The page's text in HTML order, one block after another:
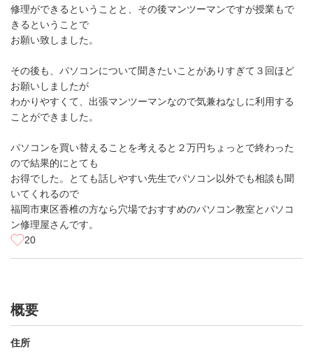
修理ができるということと、その後マンツーマンですが授業もで
きるということで
お願い致しました。
その後も、パソコンについて聞きたいことがありすぎて３回ほど
お願いしましたが
わかりやすくて、出張マンツーマンなので気兼ねなしに利用する
ことができました。
パソコンを買い替えることを考えると２万円ちょっとで終わった
ので結果的にとても
お得でした。とても話しやすい先生でパソコン以外でも相談も聞
いてくれるので
福岡市東区香椎の方なら穴場でおすすめのパソコン教室とパソコ
ン修理屋さんです。
20
概要
住所